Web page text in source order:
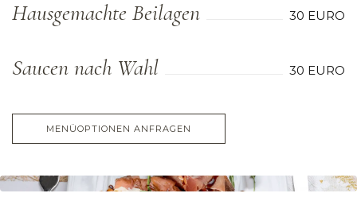
Hausgemachte Beilagen 30 EURO
Saucen nach Wahl 30 EURO
MENÜOPTIONEN ANFRAGEN